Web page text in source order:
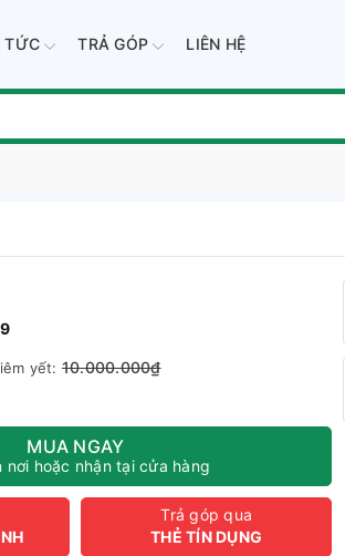
TỨC TRẢ GÓP LIÊN HỆ
yết: 10.000.000₫
MUA NGAY
nơi hoặc nhận tại cửa hàng
Trả góp qua
THẺ TÍN DỤNG